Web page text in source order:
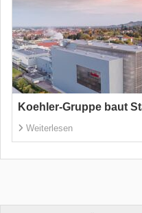
Koehler-Gruppe baut
Weiterlesen